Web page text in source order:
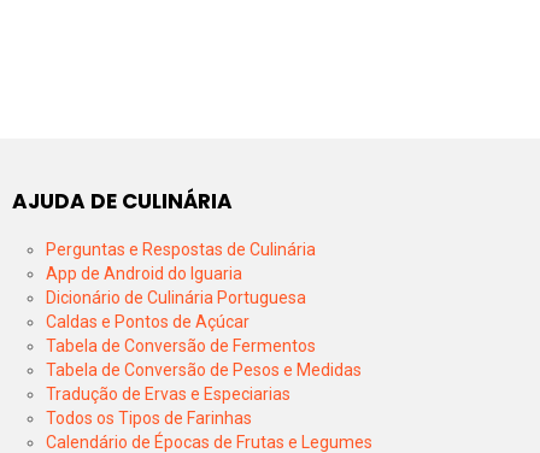
AJUDA DE CULINÁRIA
Perguntas e Respostas de Culinária
App de Android do Iguaria
Dicionário de Culinária Portuguesa
Caldas e Pontos de Açúcar
Tabela de Conversão de Fermentos
Tabela de Conversão de Pesos e Medidas
Tradução de Ervas e Especiarias
Todos os Tipos de Farinhas
Calendário de Épocas de Frutas e Legumes